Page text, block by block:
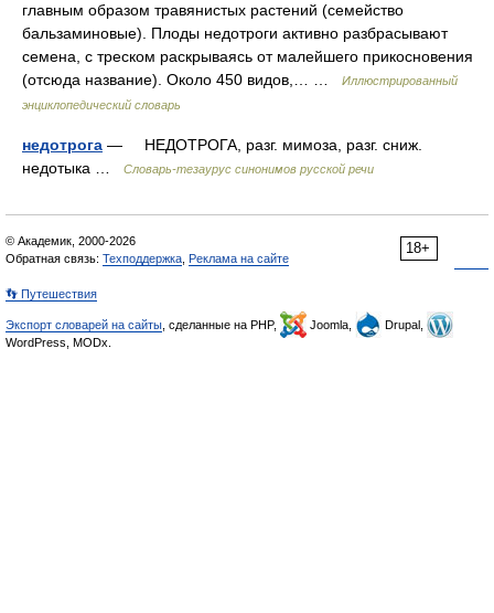
главным образом травянистых растений (семейство
бальзаминовые). Плоды недотроги активно разбрасывают
семена, с треском раскрываясь от малейшего прикосновения
(отсюда название). Около 450 видов,… …
Иллюстрированный
энциклопедический словарь
недотрога — НЕДОТРОГА, разг. мимоза, разг. сниж.
недотыка …
Словарь-тезаурус синонимов русской речи
18+
© Академик, 2000-2026
Обратная связь: Техподдержка Реклама на сайте
👣 Путешествия
Экспорт словарей на сайты , сделанные на PHP, Joomla,
Drupal,
WordPress, MODx.